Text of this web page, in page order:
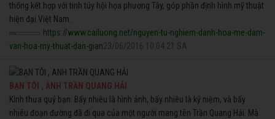
thống kết hợp với tinh túy hội họa phương Tây, góp phần định hình mỹ thuật
hiện đại Việt Nam.
https://www.cailuong.net/nguyen-tu-nghiem-danh-hoa-me-dam-
van-hoa-my-thuat-dan-gian23/06/2016 10:04:21 SA
BẠN TÔI , ANH TRẦN QUANG HẢI
Kính thưa quý bạn: Bấy nhiêu là hình ảnh, bấy nhiêu là kỷ niệm, và bấy
nhiêu đoạn đường đã đi qua của một người mang tên Trần Quang Hải. Mà